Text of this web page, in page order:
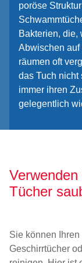
poröse
Bakterien, die,
Abwischen
räumen oft
das Tuch nicht
immer ihren
gelegentlich
Tücher
Sie können
Geschirrtücher